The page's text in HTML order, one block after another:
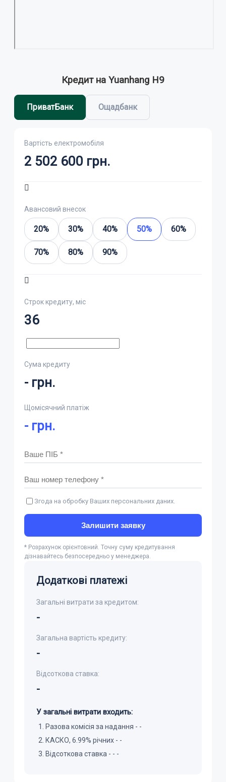
Кредит на Yuanhang H9
ПриватБанк Ощадбанк
Вартість електромобіля
2 502 600 грн.
Авансовий внесок
20% 30% 40% 50% 60%
70% 80% 90%
Строк кредиту, міс
36
Сума кредиту
- грн.
Щомісячний платіж
- грн.
Згода на обробку Ваших персональних даних.
Залишити заявку
* Розрахунок орієнтовний. Точну суму кредитування
дізнавайтесь безпосередньо у менеджера.
Додаткові платежі
Загальні витрати за кредитом:
-
Загальна вартість кредиту:
-
Відсоткова ставка:
-
У загальні витрати входить:
Разова комісія за надання - -
КАСКО, 6.99% річних - -
Відсоткова ставка - - -